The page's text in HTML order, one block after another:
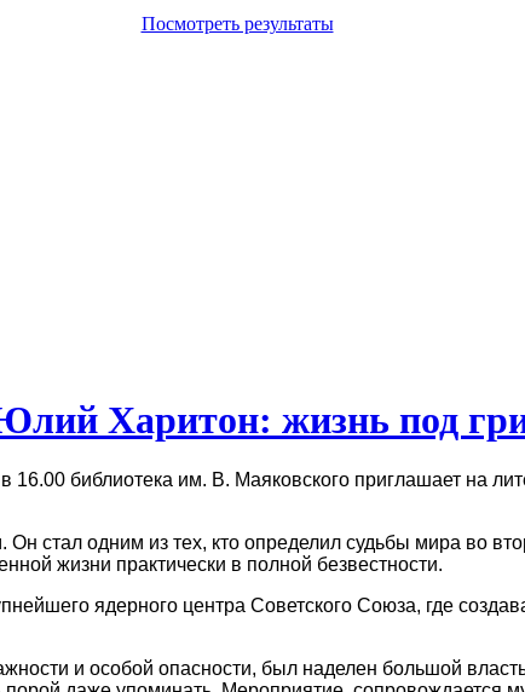
Посмотреть результаты
Харитон: жизнь под
библиотека им. В. Маяковского приглашает на
стал одним из тех, кто определил судьбы мира во
жизни практически в полной безвестности.
ядерного центра Советского Союза, где
и особой опасности, был наделен большой